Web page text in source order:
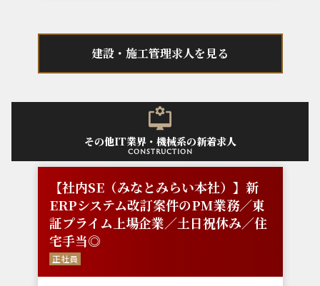
建設・施工管理求人を見る
その他IT業界・機械系の新着求人
construction
【社内SE（みなとみらい本社）】新
ERPシステム改訂案件のPM業務／東
証プライム上場企業／土日祝休み／住
宅手当◎
正社員